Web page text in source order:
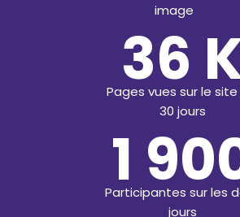
image
36
Pages vues sur le site
30 jours
1
Participantes sur les
jours